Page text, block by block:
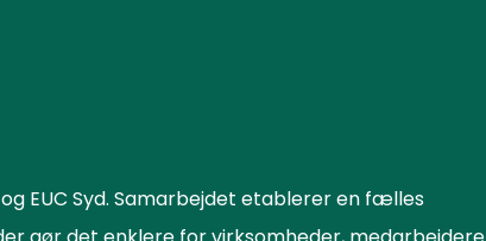
EUC Syd. Samarbejdet etablerer en fælles